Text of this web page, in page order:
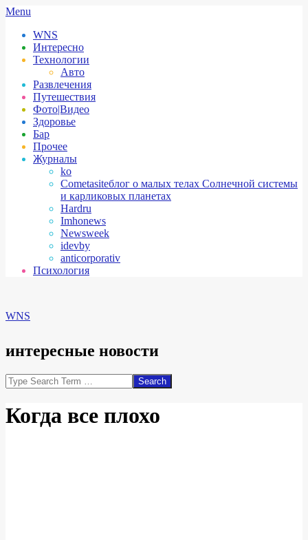
Skip
content
Secondary
Menu
Menu
WNS
Интересно
Технологии
Авто
Развлечения
Путешествия
Фото|Видео
Здоровье
Бар
Прочее
Журналы
ko
Cometasiteблог о малых телах Солнечной системы
и карликовых планетах
Hardru
Imhonews
Newsweek
idevby
anticorporativ
Психология
WNS
интересные новости
Search
Когда все плохо